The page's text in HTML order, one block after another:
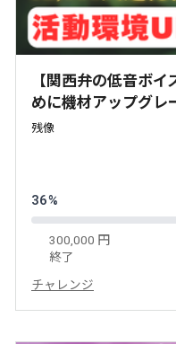
【関西弁の低音ボ
めに機材アップグレ
残像
36%
300,000 円
終了
チャレンジ